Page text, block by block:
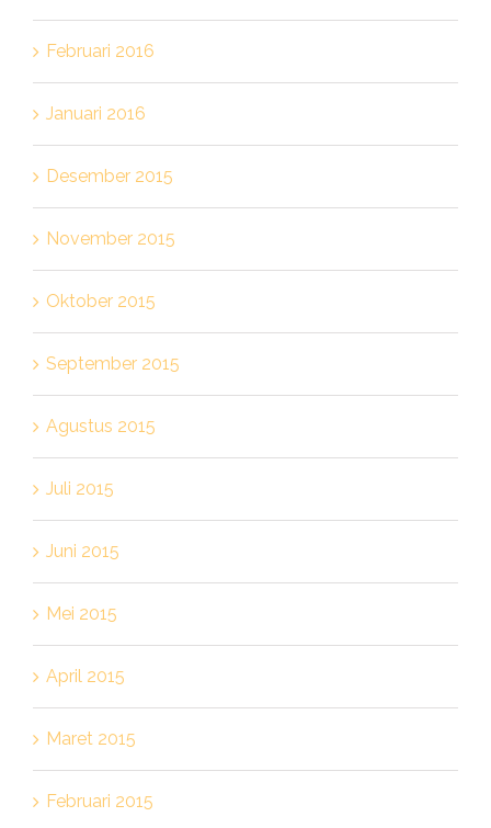
Februari 2016
Januari 2016
Desember 2015
November 2015
Oktober 2015
September 2015
Agustus 2015
Juli 2015
Juni 2015
Mei 2015
April 2015
Maret 2015
Februari 2015